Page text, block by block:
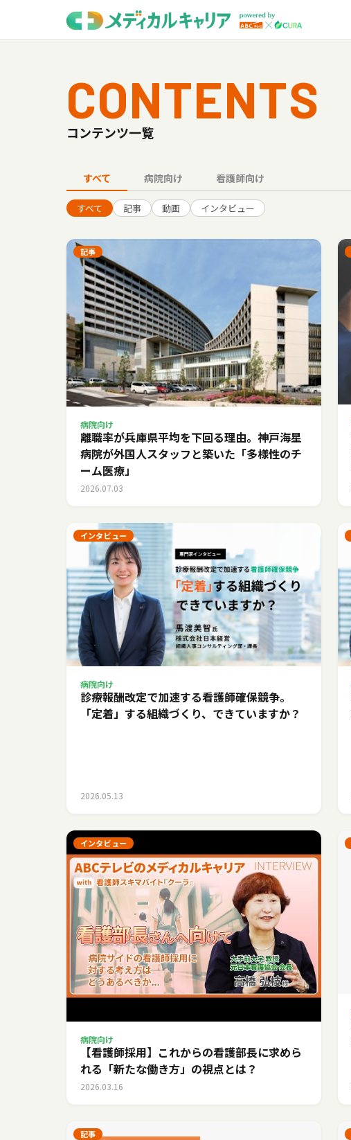
CONTENTS
コンテンツ一覧
すべて 病院向け 看護師向け
すべて 記事 動画 インタビュー
記事
病院向け
離職率が兵庫県平均を下回る理由。神戸海星
病院が外国人スタッフと築いた「多様性のチ
ーム医療」
2026.07.03
インタビュー
病院向け
診療報酬改定で加速する看護師確保競争。
「定着」する組織づくり、できていますか？
2026.05.13
インタビュー
病院向け
【看護師採用】これからの看護部長に求めら
れる「新たな働き方」の視点とは？
2026.03.16
記事